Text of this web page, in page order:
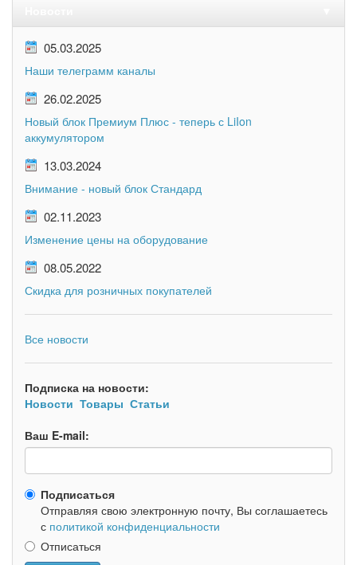
05.03.2025
Наши телеграмм каналы
26.02.2025
Новый блок Премиум Плюс - теперь с LiIon
аккумулятором
13.03.2024
Внимание - новый блок Стандард
02.11.2023
Изменение цены на оборудование
08.05.2022
Скидка для розничных покупателей
Все новости
Подписка на новости:
Новости Товары Статьи
Ваш E-mail:
Подписаться
Отправляя свою электронную почту, Вы соглашаетесь
с политикой конфиденциальности
Отписаться